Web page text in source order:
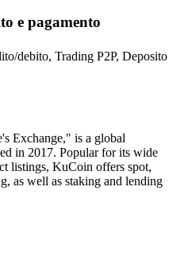
e pagamento
debito, Trading P2P, Deposito
Exchange," is a global
in 2017. Popular for its wide
listings, KuCoin offers spot,
as well as staking and lending